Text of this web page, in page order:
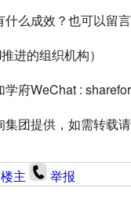
么成效？也可以留
府WeChat :
团提供，如需转载
主 举报